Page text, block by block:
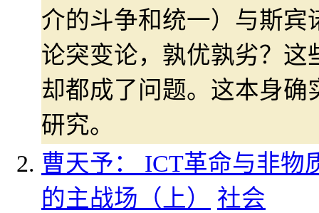
介的斗争和统一）与斯
论突变论，孰优孰劣？
却都成了问题。这本身
研究。
曹天予： ICT革命与非物
的主战场（上）
社会